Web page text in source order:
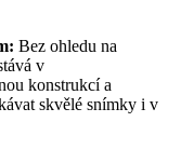
Bez ohledu na
v
konstrukcí a
skvělé snímky i v